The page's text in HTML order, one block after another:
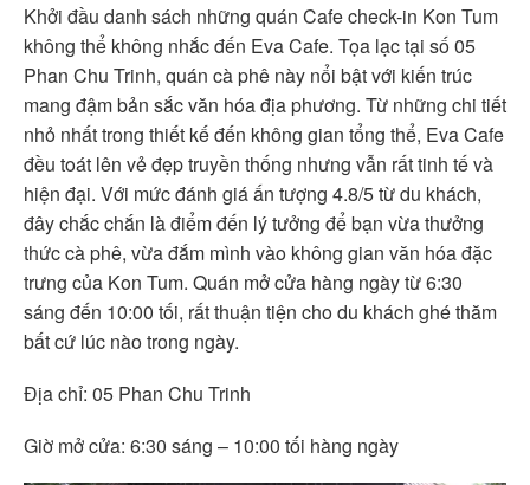
Khởi đầu danh sách những quán Cafe check-in Kon Tum
không thể không nhắc đến Eva Cafe. Tọa lạc tại số 05
Phan Chu Trinh, quán cà phê này nổi bật với kiến trúc
mang đậm bản sắc văn hóa địa phương. Từ những chi tiết
nhỏ nhất trong thiết kế đến không gian tổng thể, Eva Cafe
đều toát lên vẻ đẹp truyền thống nhưng vẫn rất tinh tế và
hiện đại. Với mức đánh giá ấn tượng 4.8/5 từ du khách,
đây chắc chắn là điểm đến lý tưởng để bạn vừa thưởng
thức cà phê, vừa đắm mình vào không gian văn hóa đặc
trưng của Kon Tum. Quán mở cửa hàng ngày từ 6:30
sáng đến 10:00 tối, rất thuận tiện cho du khách ghé thăm
bất cứ lúc nào trong ngày.
Địa chỉ: 05 Phan Chu Trinh
Giờ mở cửa: 6:30 sáng – 10:00 tối hàng ngày